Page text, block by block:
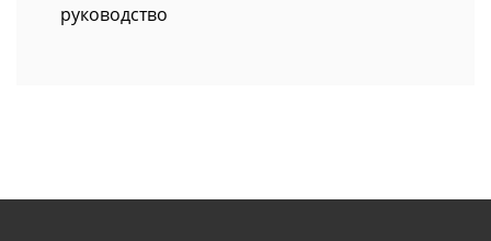
руководство